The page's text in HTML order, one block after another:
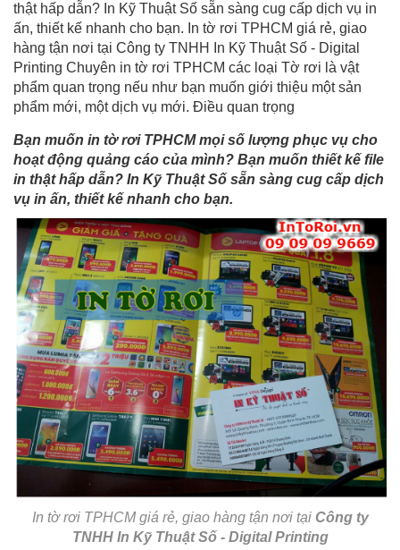
thật hấp dẫn? In Kỹ Thuật Số sẵn sàng cug cấp dịch vụ in
ấn, thiết kế nhanh cho bạn. In tờ rơi TPHCM giá rẻ, giao
hàng tận nơi tại Công ty TNHH In Kỹ Thuật Số - Digital
Printing Chuyên in tờ rơi TPHCM các loại Tờ rơi là vật
phẩm quan trọng nếu như bạn muốn giới thiệu một sản
phẩm mới, một dịch vụ mới. Điều quan trọng
Bạn muốn in tờ rơi TPHCM mọi số lượng phục vụ cho
hoạt động quảng cáo của mình? Bạn muốn thiết kế file
in thật hấp dẫn? In Kỹ Thuật Số sẵn sàng cug cấp dịch
vụ in ấn, thiết kế nhanh cho bạn.
In tờ rơi TPHCM giá rẻ, giao hàng tận nơi tạiCông ty
TNHH In Kỹ Thuật Số - Digital Printing